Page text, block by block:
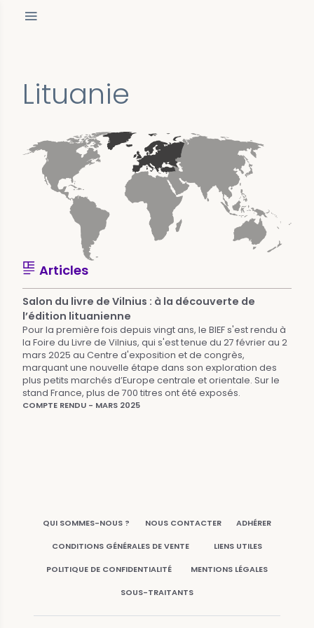
Lituanie
Articles
Salon du livre de Vilnius : à la découverte de
l’édition lituanienne
Pour la première fois depuis vingt ans, le BIEF s'est rendu à
la Foire du Livre de Vilnius, qui s'est tenue du 27 février au 2
mars 2025 au Centre d'exposition et de congrès,
marquant une nouvelle étape dans son exploration des
plus petits marchés d’Europe centrale et orientale. Sur le
stand France, plus de 700 titres ont été exposés.
COMPTE RENDU - MARS 2025
QUI SOMMES-NOUS ? NOUS CONTACTER ADHÉRER
CONDITIONS GÉNÉRALES DE VENTE LIENS UTILES
POLITIQUE DE CONFIDENTIALITÉ MENTIONS LÉGALES
SOUS-TRAITANTS